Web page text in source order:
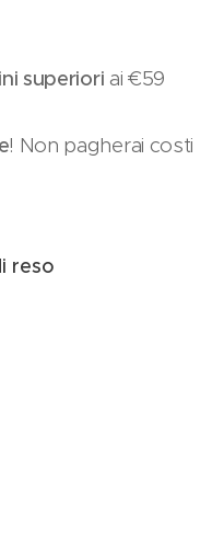
superiori ai €59
! Non pagherai costi
reso